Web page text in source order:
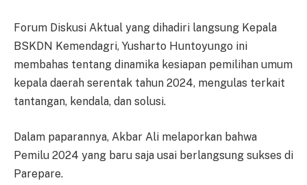
Forum Diskusi Aktual yang dihadiri langsung Kepala
BSKDN Kemendagri, Yusharto Huntoyungo ini
membahas tentang dinamika kesiapan pemilihan umum
kepala daerah serentak tahun 2024, mengulas terkait
tantangan, kendala, dan solusi.
Dalam paparannya, Akbar Ali melaporkan bahwa
Pemilu 2024 yang baru saja usai berlangsung sukses di
Parepare.